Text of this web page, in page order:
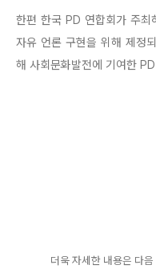
한편 한국 PD 연합회가 주
자유 언론 구현을 위해 제정
해 사회문화발전에 기여한
더욱 자세한 내용은 다